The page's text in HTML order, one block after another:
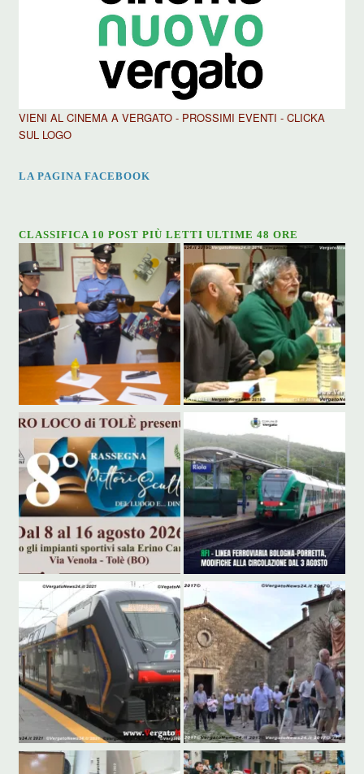
VIENI AL CINEMA A VERGATO - PROSSIMI EVENTI - CLICKA
SUL LOGO
LA PAGINA FACEBOOK
CLASSIFICA 10 POST PIÙ LETTI ULTIME 48 ORE